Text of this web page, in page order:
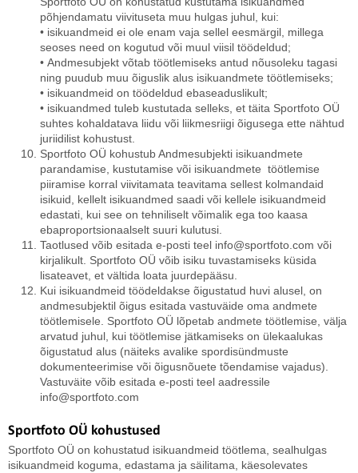
põhjendamatu viivituseta muu hulgas juhul, kui:
• isikuandmeid ei ole enam vaja sellel eesmärgil, millega
seoses need on kogutud või muul viisil töödeldud;
• Andmesubjekt võtab töötlemiseks antud nõusoleku tagasi
ning puudub muu õiguslik alus isikuandmete töötlemiseks;
• isikuandmeid on töödeldud ebaseaduslikult;
• isikuandmed tuleb kustutada selleks, et täita Sportfoto OÜ
suhtes kohaldatava liidu või liikmesriigi õigusega ette nähtud
juriidilist kohustust.
Sportfoto OÜ kohustub Andmesubjekti isikuandmete
parandamise, kustutamise või isikuandmete töötlemise
piiramise korral viivitamata teavitama sellest kolmandaid
isikuid, kellelt isikuandmed saadi või kellele isikuandmeid
edastati, kui see on tehniliselt võimalik ega too kaasa
ebaproportsionaalselt suuri kulutusi.
Taotlused võib esitada e-posti teel info@sportfoto.com või
kirjalikult. Sportfoto OÜ võib isiku tuvastamiseks küsida
lisateavet, et vältida loata juurdepääsu.
Kui isikuandmeid töödeldakse õigustatud huvi alusel, on
andmesubjektil õigus esitada vastuväide oma andmete
töötlemisele. Sportfoto OÜ lõpetab andmete töötlemise, välja
arvatud juhul, kui töötlemise jätkamiseks on ülekaalukas
õigustatud alus (näiteks avalike spordisündmuste
dokumenteerimise või õigusnõuete tõendamise vajadus).
Vastuväite võib esitada e-posti teel aadressile
info@sportfoto.com
Sportfoto OÜ kohustused
Sportfoto OÜ on kohustatud isikuandmeid töötlema, sealhulgas
isikuandmeid koguma, edastama ja säilitama, käesolevates